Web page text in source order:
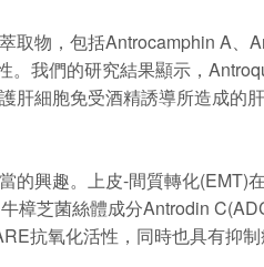
物，包括Antrocamphin A、
我們的研究結果顯示，
細胞免受酒精誘導所造成的
興趣。上皮-間質轉化(EMT)
芝菌絲體成分Antrodin
抗氧化活性，同時也具有抑制